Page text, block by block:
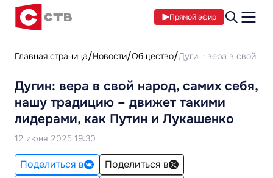
Прямой эфир
Главная страница Новости Общество Дугин: вера в свой
Дугин: вера в свой народ, самих себя,
нашу традицию – движет такими
лидерами, как Путин и Лукашенко
12 июня 2025 19:30
Поделиться в
Поделиться в